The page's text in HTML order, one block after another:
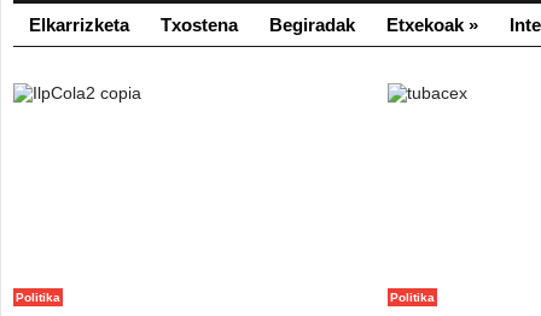
Elkarrizketa Txostena Begiradak Etxekoak »
Politika Politika